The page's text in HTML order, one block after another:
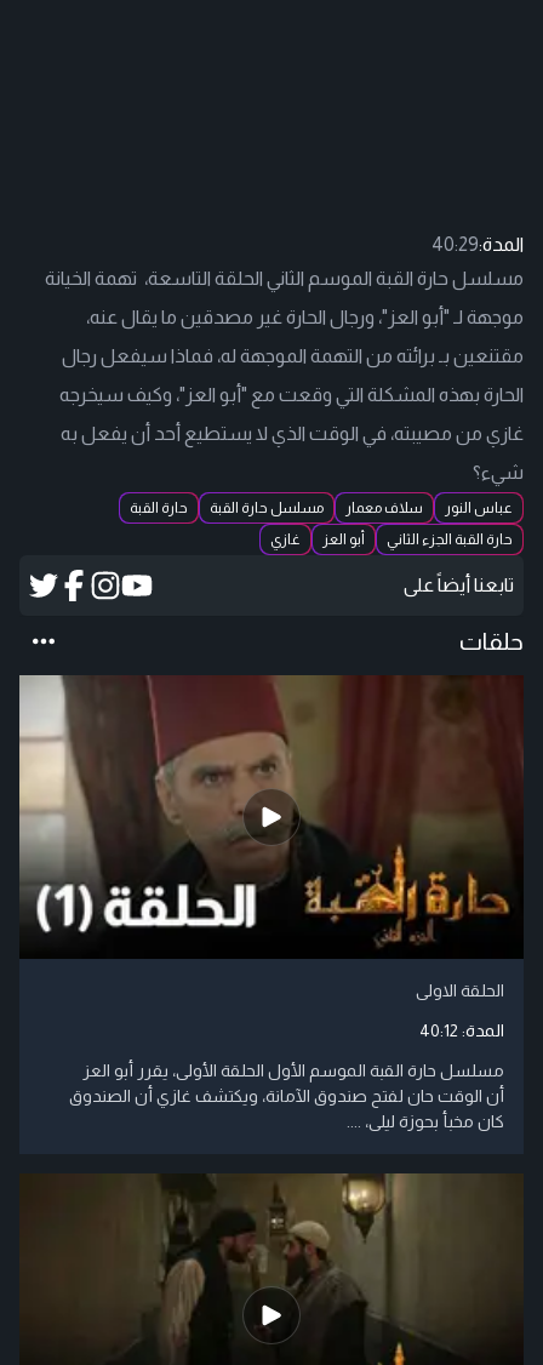
المدة:40:29
مسلسل حارة القبة الموسم الثاني الحلقة التاسعة، تهمة الخيانة
موجهة لـ "أبو العز"، ورجال الحارة غير مصدقين ما يقال عنه،
مقتنعين بـ برائته من التهمة الموجهة له، فماذا سيفعل رجال
الحارة بهذه المشكلة التي وقعت مع "أبو العز"، وكيف سيخرجه
غازي من مصيبته، في الوقت الذي لا يستطيع أحد أن يفعل به
شيء؟
عباس النور سلاف معمار مسلسل حارة القبة
حارة القبة
حارة القبة الجزء الثاني
أبو العز غازي
تابعنا أيضاً على
حلقات
الحلقة الاولى
المدة: 40:12
مسلسل حارة القبة الموسم الأول الحلقة الأولى، يقرر أبو العز
أن الوقت حان لفتح صندوق الآمانة، ويكتشف غازي أن الصندوق
كان مخبأ بحوزة ليلى، ....